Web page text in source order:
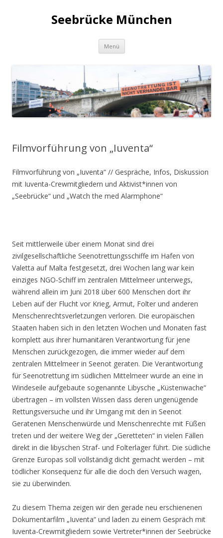
Seebrücke München
Menü Zum
springen
Filmvorführung von „Iuventa“
Filmvorführung von „Iuventa“ // Gespräche, Infos, Diskussion
mit Iuventa-Crewmitgliedern und Aktivist*innen von
„Seebrücke“ und „Watch the med Alarmphone“
Seit mittlerweile über einem Monat sind drei
zivilgesellschaftliche Seenotrettungsschiffe im Hafen von
Valetta auf Malta festgesetzt, drei Wochen lang war kein
einziges NGO-Schiff im zentralen Mittelmeer unterwegs,
während allein im Juni 2018 über 600 Menschen dort ihr
Leben auf der Flucht vor Krieg, Armut, Folter und anderen
Menschenrechtsverletzungen verloren. Die europäischen
Staaten haben sich in den letzten Wochen und Monaten fast
komplett aus ihrer humanitären Verantwortung für jene
Menschen zurückgezogen, die immer wieder auf dem
zentralen Mittelmeer in Seenot geraten. Die Verantwortung
für Seenotrettung im südlichen Mittelmeer wurde an eine in
Windeseile aufgebaute sogenannte Libysche „Küstenwache“
übertragen – im vollsten Wissen dass deren ungenügende
Rettungsversuche und ihr Umgang mit den in Seenot
Geratenen Menschenwürde und Menschenrechte mit Füßen
treten und der weitere Weg der „Geretteten“ in vielen Fällen
direkt in die libyschen Straf- und Folterlager führt. Die südliche
Grenze Europas soll vollständig dicht gemacht werden – mit
tödlicher Konsequenz für alle die doch den Versuch wagen,
sie zu überwinden.
Zu diesem Thema zeigen wir den gerade neu erschienenen
Dokumentarfilm „Iuventa“ und laden zu einem Gespräch mit
Iuventa-Crewmitgliedern sowie Vertreter*innen der Seebrücke